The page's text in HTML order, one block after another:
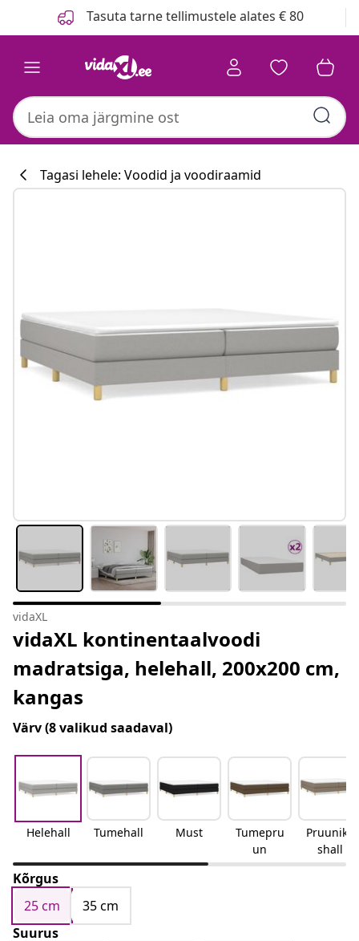
Tasuta tarne tellimustele alates € 80
Tagasi lehele: Voodid ja voodiraamid
vidaXL
vidaXL kontinentaalvoodi
madratsiga, helehall, 200x200 cm,
kangas
Värv(8 valikud saadaval)
Helehall Tumehall Must
Tumepru
un
Pruunika
shall
Kõrgus
25 cm
35 cm
Suurus